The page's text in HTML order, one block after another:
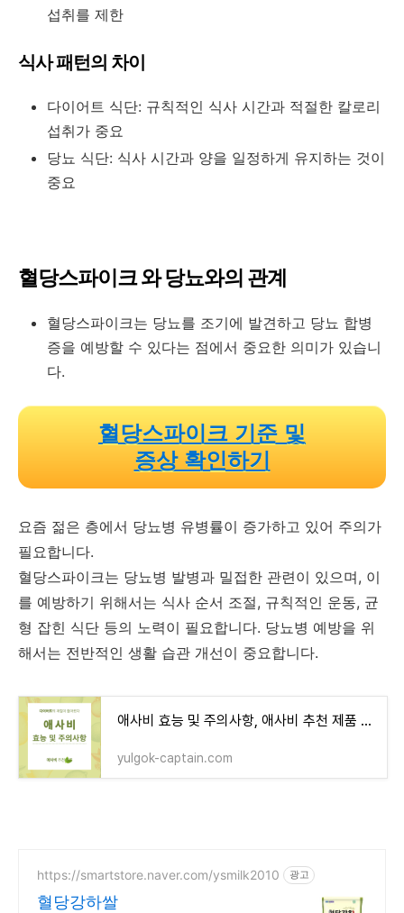
섭취를 제한
식사 패턴의 차이
다이어트 식단: 규칙적인 식사 시간과 적절한 칼로리
섭취가 중요
당뇨 식단: 식사 시간과 양을 일정하게 유지하는 것이
중요
혈당스파이크 와 당뇨와의 관계
혈당스파이크는 당뇨를 조기에 발견하고 당뇨 합병
증을 예방할 수 있다는 점에서 중요한 의미가 있습니
다.
혈당스파이크 기준 및
증상 확인하기
요즘 젊은 층에서 당뇨병 유병률이 증가하고 있어 주의가
필요합니다.
혈당스파이크는 당뇨병 발병과 밀접한 관련이 있으며, 이
를 예방하기 위해서는 식사 순서 조절, 규칙적인 운동, 균
형 잡힌 식단 등의 노력이 필요합니다. 당뇨병 예방을 위
해서는 전반적인 생활 습관 개선이 중요합니다.
애사비 효능 및 주의사항, 애사비 추천 제품 - 율곡 정보장터
yulgok-captain.com
https://smartstore.naver.com/ysmilk2010 광고
혈당강하쌀